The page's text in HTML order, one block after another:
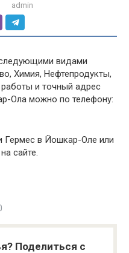
admin
видами
Химия, Нефтепродукты,
и точный адрес
Ола можно по телефону:
Гермес в Йошкар-Оле или
сайте.
Поделиться с